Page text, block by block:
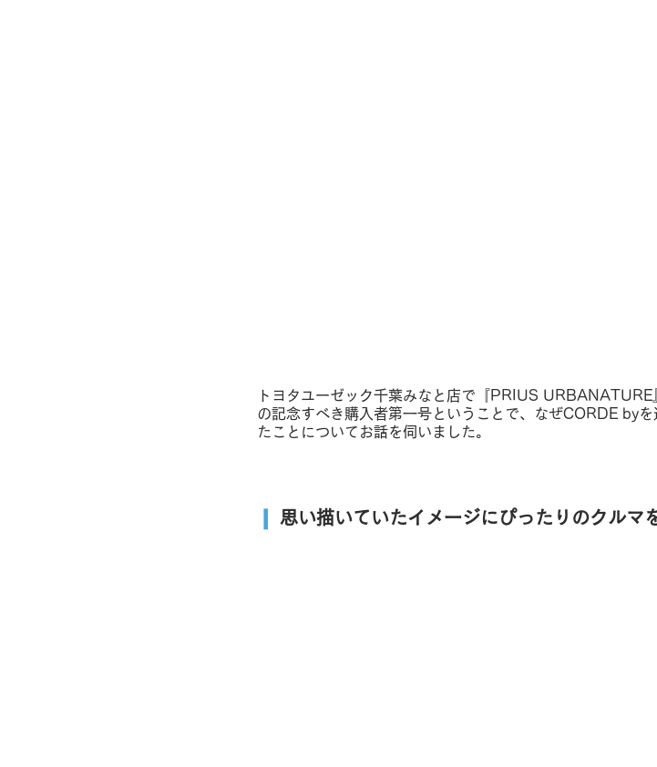
トヨタユーゼック千葉みなと店で『PRIUS
の記念すべき購入者第一号ということで、なぜCORDE by
たことについてお話を伺いました。
思い描いていたイメージにぴったりのクルマ